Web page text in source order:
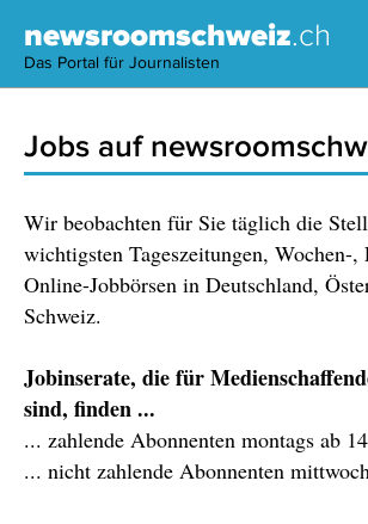
newsroomschweiz.ch
Das Portal für Journalisten
Jobs auf
Wir beobachten für Sie täglich die
wichtigsten Tageszeitungen, Wochen-,
Online-Jobbörsen in Deutschland,
Schweiz.
Jobinserate, die für
sind, finden ...
... zahlende Abonnenten montags ab
... nicht zahlende Abonnenten